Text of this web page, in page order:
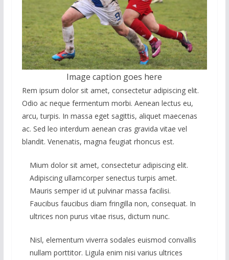
Image caption goes here
Rem ipsum dolor sit amet, consectetur adipiscing elit.
Odio ac neque fermentum morbi. Aenean lectus eu,
arcu, turpis. In massa eget sagittis, aliquet maecenas
ac. Sed leo interdum aenean cras gravida vitae vel
blandit. Venenatis, magna feugiat rhoncus est.
Mium dolor sit amet, consectetur adipiscing elit.
Adipiscing ullamcorper senectus turpis amet.
Mauris semper id ut pulvinar massa facilisi.
Faucibus faucibus diam fringilla non, consequat. In
ultrices non purus vitae risus, dictum nunc.
Nisl, elementum viverra sodales euismod convallis
nullam porttitor. Ligula enim nisi varius ultrices